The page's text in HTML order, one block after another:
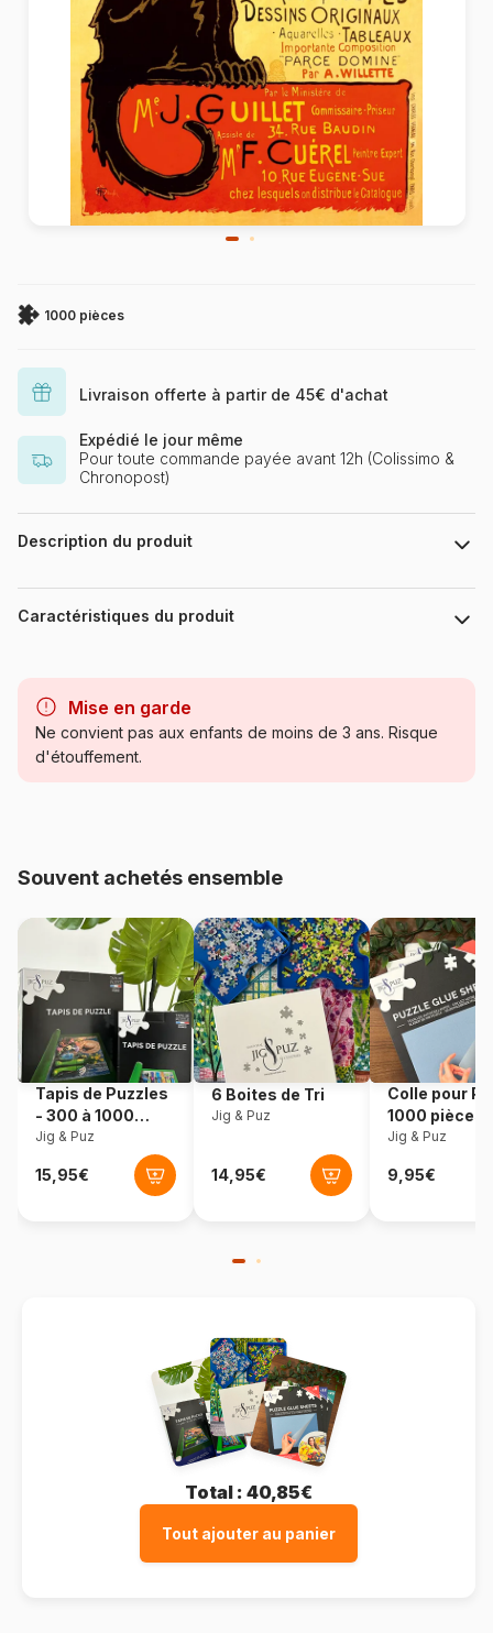
1000 pièces
Livraison offerte à partir de 45€ d'achat
Expédié le jour même
Pour toute commande payée avant 12h (Colissimo &
Chronopost)
Description du produit
.
Caractéristiques du produit
Catégorie
Provenance Roumanie
DToys-69566
EAN 5947502869566
Nombre de pièces 1000 pièces
Dimensions 68 x 47 cm
Boîte rectangulaire
Mise en garde
Ne convient pas aux enfants de moins de 3 ans. Risque
d'étouffement.
Souvent achetés ensemble
Tapis de Puzzles
- 300 à 1000
pièces
Jig & Puz
6 Boites de Tri
Jig & Puz
Colle pour
1000 pièces
Jig & Puz
Total : 40,85€
Tout ajouter au panier